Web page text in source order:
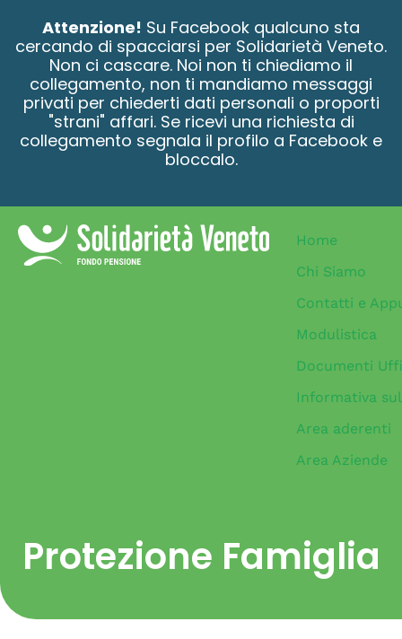
Attenzione! Su Facebook qualcuno sta
cercando di spacciarsi per Solidarietà Veneto.
Non ci cascare. Noi non ti chiediamo il
collegamento, non ti mandiamo messaggi
privati per chiederti dati personali o proporti
"strani" affari. Se ricevi una richiesta di
collegamento segnala il profilo a Facebook e
bloccalo.
Home
Chi Siamo
Contatti e
Modulistica
Documenti
Informativa
Area aderenti
Area Aziende
Protezione Famiglia